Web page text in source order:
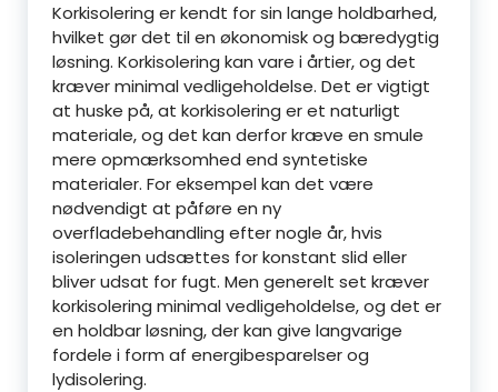
Korkisolering er kendt for sin lange holdbarhed,
hvilket gør det til en økonomisk og bæredygtig
løsning. Korkisolering kan vare i årtier, og det
kræver minimal vedligeholdelse. Det er vigtigt
at huske på, at korkisolering er et naturligt
materiale, og det kan derfor kræve en smule
mere opmærksomhed end syntetiske
materialer. For eksempel kan det være
nødvendigt at påføre en ny
overfladebehandling efter nogle år, hvis
isoleringen udsættes for konstant slid eller
bliver udsat for fugt. Men generelt set kræver
korkisolering minimal vedligeholdelse, og det er
en holdbar løsning, der kan give langvarige
fordele i form af energibesparelser og
lydisolering.